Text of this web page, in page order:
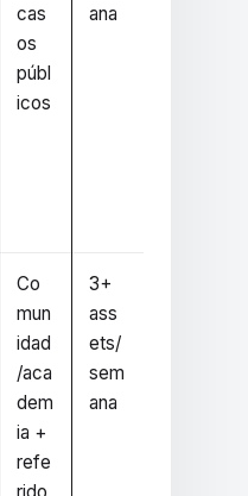
cas
os
públ
icos
ana
Co
mun
idad
/aca
dem
ia +
refe
3+
ass
ets/
sem
ana